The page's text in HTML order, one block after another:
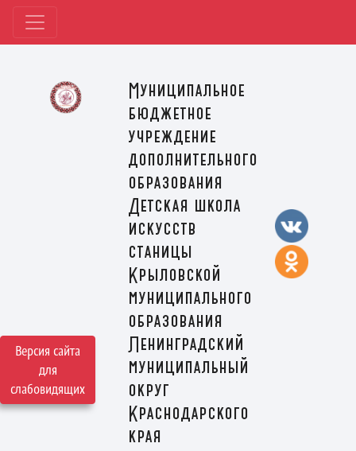
Версия сайта
для
слабовидящих
Муниципальное
бюджетное
учреждение
дополнительного
образования
Детская школа
искусств
станицы
Крыловской
муниципального
образования
Ленинградский
муниципальный
округ
Краснодарского
края